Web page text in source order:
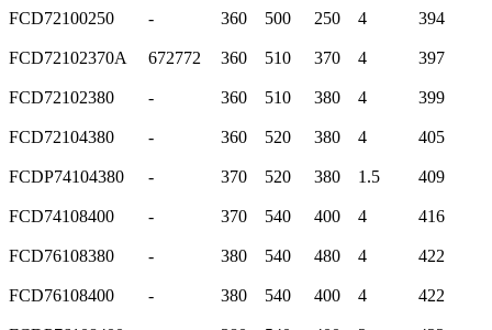
FCD72100250 - 360 500 250 4 394
FCD72102370A 672772 360 510 370 4 397
FCD72102380 - 360 510 380 4 399
FCD72104380 - 360 520 380 4 405
FCDP74104380 - 370 520 380 1.5 409
FCD74108400 - 370 540 400 4 416
FCD76108380 - 380 540 480 4 422
FCD76108400 - 380 540 400 4 422